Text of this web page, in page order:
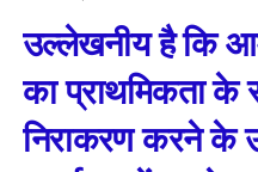
उल्लेखनीय है कि
का प्राथमिकता के
निराकरण करने के